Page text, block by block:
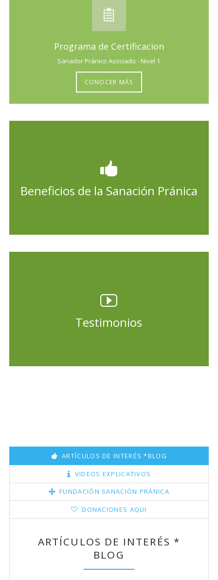
Programa de Certificacion
Sanador Pránico Asociado - Nivel 1
CONOCER MÁS
ARTÍCULOS DE INTERÉS *BLOG
VIDEOS EXPLICATIVOS
FUNDACIÓN SANACIÓN PRÁNICA
DONACIONES AQUI
ARTÍCULOS DE INTERÉS *
BLOG